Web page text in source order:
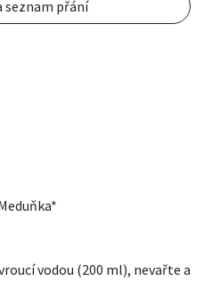
seznam přání
vodou (200 ml), nevařte a